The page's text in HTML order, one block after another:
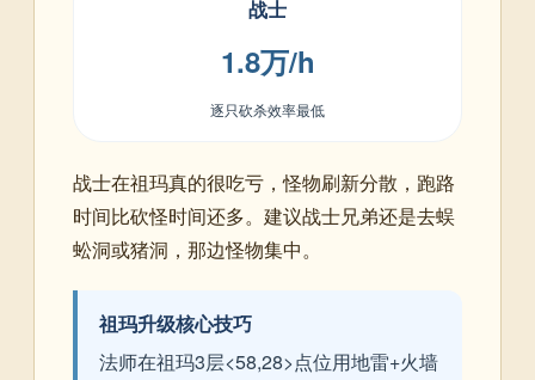
战士
1.8万/h
逐只砍杀效率最低
战士在祖玛真的很吃亏，怪物刷新分散，跑路
时间比砍怪时间还多。建议战士兄弟还是去蜈
蚣洞或猪洞，那边怪物集中。
祖玛升级核心技巧
法师在祖玛3层<58,28>点位用地雷+火墙